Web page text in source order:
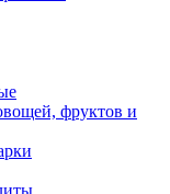
фруктов и